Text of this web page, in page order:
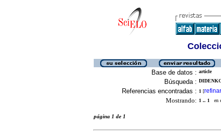
Base de datos : article
Búsqueda :
Referencias encontradas : 1 [refinar
Mostrando: 1 .. 1 en
página 1 de 1